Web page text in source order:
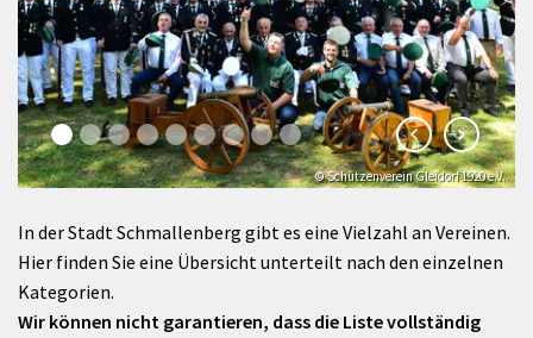
© Schützenverein Gleidorf 1920 e.V.
In der Stadt Schmallenberg gibt es eine Vielzahl an Vereinen.
Hier finden Sie eine Übersicht unterteilt nach den einzelnen
Kategorien.
Wir können nicht garantieren, dass die Liste vollständig